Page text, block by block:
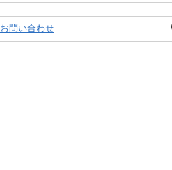
お問い合わせ